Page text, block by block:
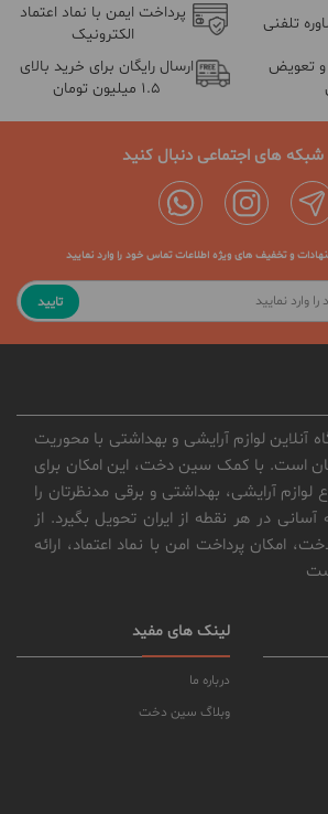
تلفنی
پرداخت ایمن با نماد اعتماد
الکترونیک
تعویض
ارسال رایگان برای خرید بالای
1.5 میلیون تومان
شبکه های اجتماعی دنبال کنید
و تخفیف های ویژه اطلاعات تماس خود را وارد نمایید
تایید
لوازم آرایشی و بهداشتی با محوریت
است. با کمک سین دخت، این امکان برای
لوازم آرایشی، بهداشتی و برقی مدنظرتان را
در هر نقطه از ایران تحویل بگیرد. از
امکان پرداخت امن با نماد اعتماد، ارائه
لینک های مفید
درباره ما
وبلاگ سین دخت